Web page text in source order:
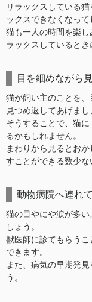
リラックスしている
ックスできなくなって
猫も一人の時間を楽
ラックスしているとき
目を細めながら
猫が飼い主のことを、
見つめ返してあげまし
そうすることで、猫
るかもしれません。
まわりから見るとお
すことができる数少な
動物病院へ連れ
猫の目やにや涙が多
しょう。
獣医師に診てもらう
できます。
また、病気の早期発
う。